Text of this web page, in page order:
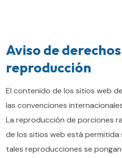
Aviso de
reproducción
El contenido de los sitios web
las convenciones
La reproducción de porciones
de los sitios web está permitida
tales reproducciones se